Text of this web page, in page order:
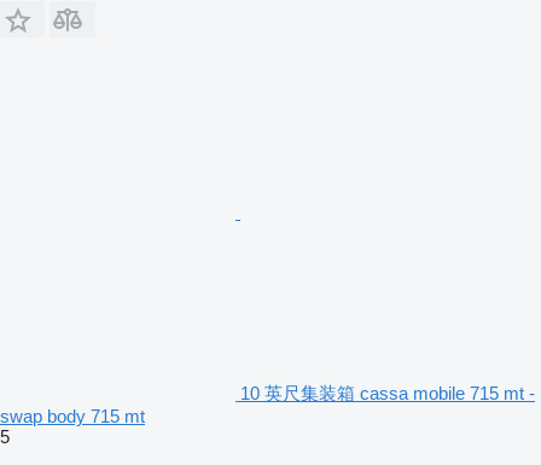
10 英尺集装箱 cassa mobile 715 mt -
swap body 715 mt
5